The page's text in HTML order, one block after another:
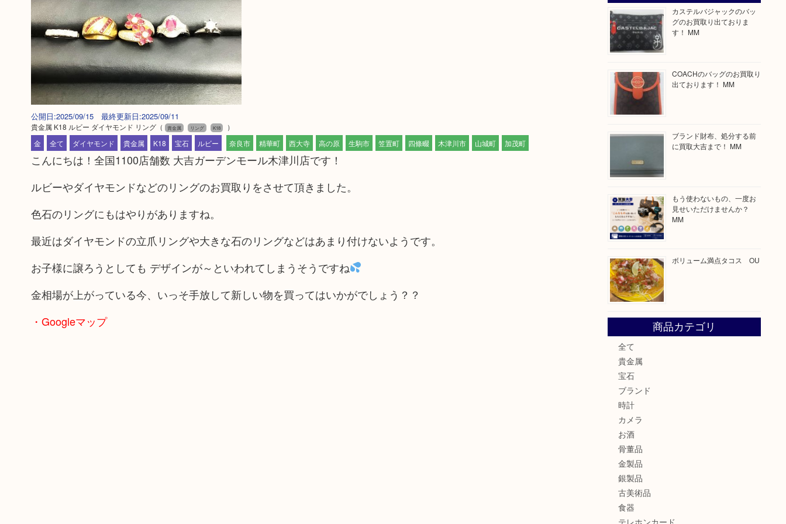
公開日:2025/09/15 最終更新日:2025/09/11
貴金属 K18 ルビー ダイヤモンド リング（ 貴金属 リング K18
）
金
全て ダイヤモンド 貴金属 K18 宝石 ルビー 奈良市 精華町 西大寺 高の原 生駒市 笠置町 四條畷 木津川市 山城町 加茂町
こんにちは！全国1100店舗数 大吉ガーデンモール木津川店です！
ルビーやダイヤモンドなどのリングのお買取りをさせて頂きました。
色石のリングにもはやりがありますね。
最近はダイヤモンドの立爪リングや大きな石のリングなどはあまり付けないようです。
お子様に譲ろうとしても デザインが～といわれてしまうそうですね
金相場が上がっている今、いっそ手放して新しい物を買ってはいかがでしょう？？
・Googleマップ
カステルバジャックのバッ
グのお買取り出ておりま
す！ MM
COACHのバッグのお買取り
出ております！ MM
ブランド財布、処分する前
に買取大吉まで！ MM
もう使わないもの、一度お
見せいただけませんか？
MM
ボリューム満点タコス OU
商品カテゴリ
全て
貴金属
宝石
ブランド
時計
カメラ
お酒
骨董品
金製品
銀製品
古美術品
食器
テレホンカード